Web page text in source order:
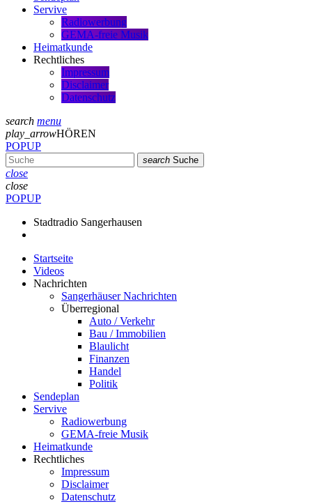
Servive
Radiowerbung
GEMA-freie Musik
Heimatkunde
Rechtliches
Impressum
Disclaimer
Datenschutz
search menu
play_arrowHÖREN
POPUP
search Suche
close
close
POPUP
Stadtradio Sangerhausen
Startseite
Videos
Nachrichten
Sangerhäuser Nachrichten
Überregional
Auto / Verkehr
Bau / Immobilien
Blaulicht
Finanzen
Handel
Politik
Sendeplan
Servive
Radiowerbung
GEMA-freie Musik
Heimatkunde
Rechtliches
Impressum
Disclaimer
Datenschutz